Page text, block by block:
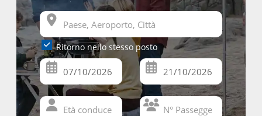
Ritorno nello stesso posto